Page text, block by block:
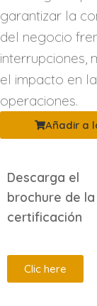
garantizar la
del negocio
interrupciones,
el impacto en
operaciones.
Añadir a
Descarga el
brochure de la
certificación
Clic here